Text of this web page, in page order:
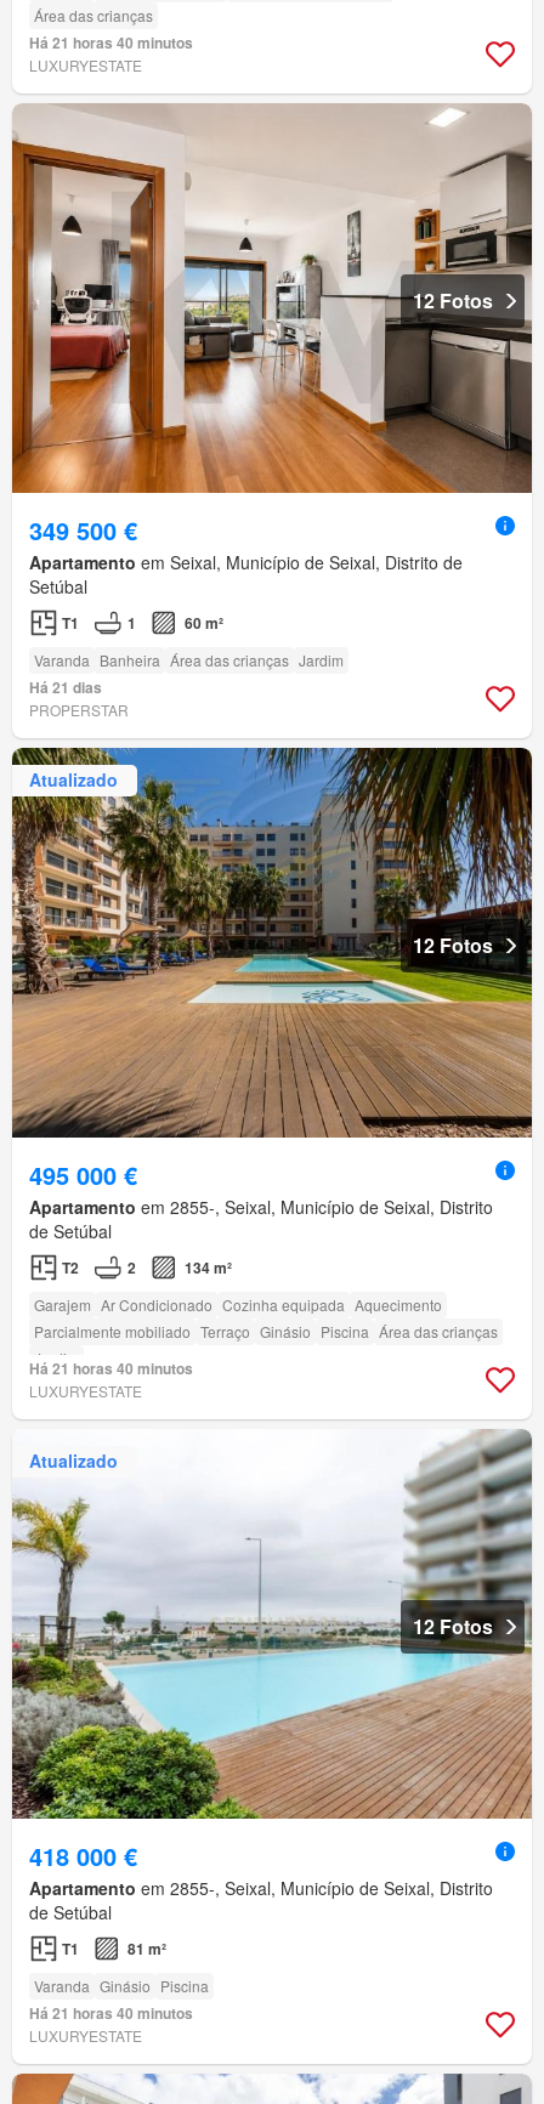
Área das crianças
Há 21 horas 40 minutos
LUXURYESTATE
12 Fotos
349 500 €
Apartamento em Seixal, Município de Seixal, Distrito de
Setúbal
T1 1 60 m²
Varanda Banheira Área das crianças Jardim
Há 21 dias
PROPERSTAR
Atualizado
12 Fotos
495 000 €
Apartamento em 2855-, Seixal, Município de Seixal, Distrito
de Setúbal
T2 2 134 m²
Garajem Ar Condicionado Cozinha equipada Aquecimento
Parcialmente mobiliado Terraço Ginásio Piscina Área das crianças
Jardim
Há 21 horas 40 minutos
LUXURYESTATE
Atualizado
12 Fotos
418 000 €
Apartamento em 2855-, Seixal, Município de Seixal, Distrito
de Setúbal
T1 81 m²
Varanda Ginásio Piscina
Há 21 horas 40 minutos
LUXURYESTATE